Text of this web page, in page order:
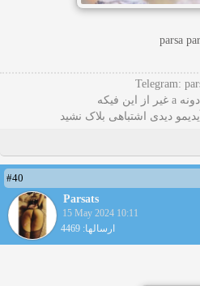
parsa
Telegram:
دیدی اشتباهی بلاک نشید
#40
Parsats
15 May 2024 10:11
ارسالها: 4469